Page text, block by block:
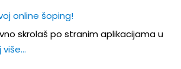
online šoping!
skrolaš po stranim aplikacijama u
više…